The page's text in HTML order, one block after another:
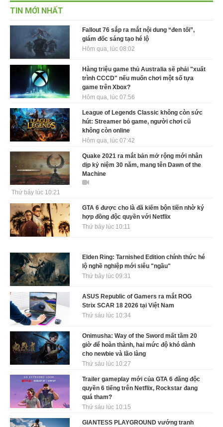
TIN MỚI NHẤT
Fallout 76 sắp ra mắt nội dung “đen tối”,
giám đốc sáng tạo hé lộ
Hôm qua, lúc 08:02
Hàng triệu game thủ Australia sẽ phải "xuất
trình CCCD" nếu muốn chơi một số tựa
game trên Xbox?
Hôm qua, lúc 07:56
League of Legends Classic không còn sức
hút: Streamer bỏ game, người chơi cũ
không còn online
Hôm qua, lúc 07:42
Quake 2021 ra mắt bản mở rộng mới nhân
dịp kỷ niệm 30 năm, mang tên Dawn of the
Machine
Thứ bảy lúc 10:21
GTA 6 được cho là đã kiếm bộn tiền nhờ ký
hợp đồng độc quyền với Netflix
Thứ bảy lúc 10:11
Elden Ring: Tarnished Edition chính thức hé
lộ nghề nghiệp mới siêu "ngầu"
Thứ bảy lúc 09:31
ASUS Republic of Gamers ra mắt ROG
Strix SCAR 18 2026 tại Việt Nam
Thứ sáu lúc 10:34
Onimusha: Way of the Sword mất tầm 20
giờ để hoàn thành, hai mức độ khó dành
cho newbie và lão làng
Thứ sáu lúc 10:27
Trailer gameplay mới của GTA 6 đăng độc
quyền 6 tiếng trên Netflix, Rockstar đang
quá tham?
Thứ sáu lúc 10:15
GIANTESS PLAYGROUND vướng tranh